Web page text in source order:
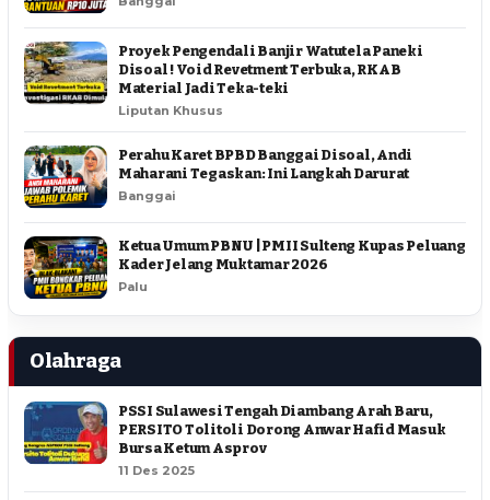
Proyek Pengendali Banjir Watutela Paneki
Disoal ! Void Revetment Terbuka, RKAB
Material Jadi Teka-teki
Liputan Khusus
Perahu Karet BPBD Banggai Disoal, Andi
Maharani Tegaskan: Ini Langkah Darurat
Banggai
Ketua Umum PBNU | PMII Sulteng Kupas Peluang
Kader Jelang Muktamar 2026
Palu
Olahraga
PSSI Sulawesi Tengah Diambang Arah Baru,
PERSITO Tolitoli Dorong Anwar Hafid Masuk
Bursa Ketum Asprov
11 Des 2025